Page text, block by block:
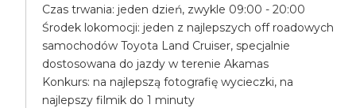
Czas trwania: jeden dzień, zwykle 09:00 - 20:00
Środek lokomocji: jeden z najlepszych off roadowych
samochodów Toyota Land Cruiser, specjalnie
dostosowana do jazdy w terenie Akamas
Konkurs: na najlepszą fotografię wycieczki, na
najlepszy filmik do 1 minuty